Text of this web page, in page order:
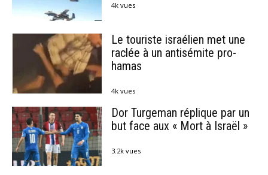
4k vues
Le touriste israélien met une
raclée à un antisémite pro-
hamas
4k vues
Dor Turgeman réplique par un
but face aux « Mort à Israël »
3.2k vues